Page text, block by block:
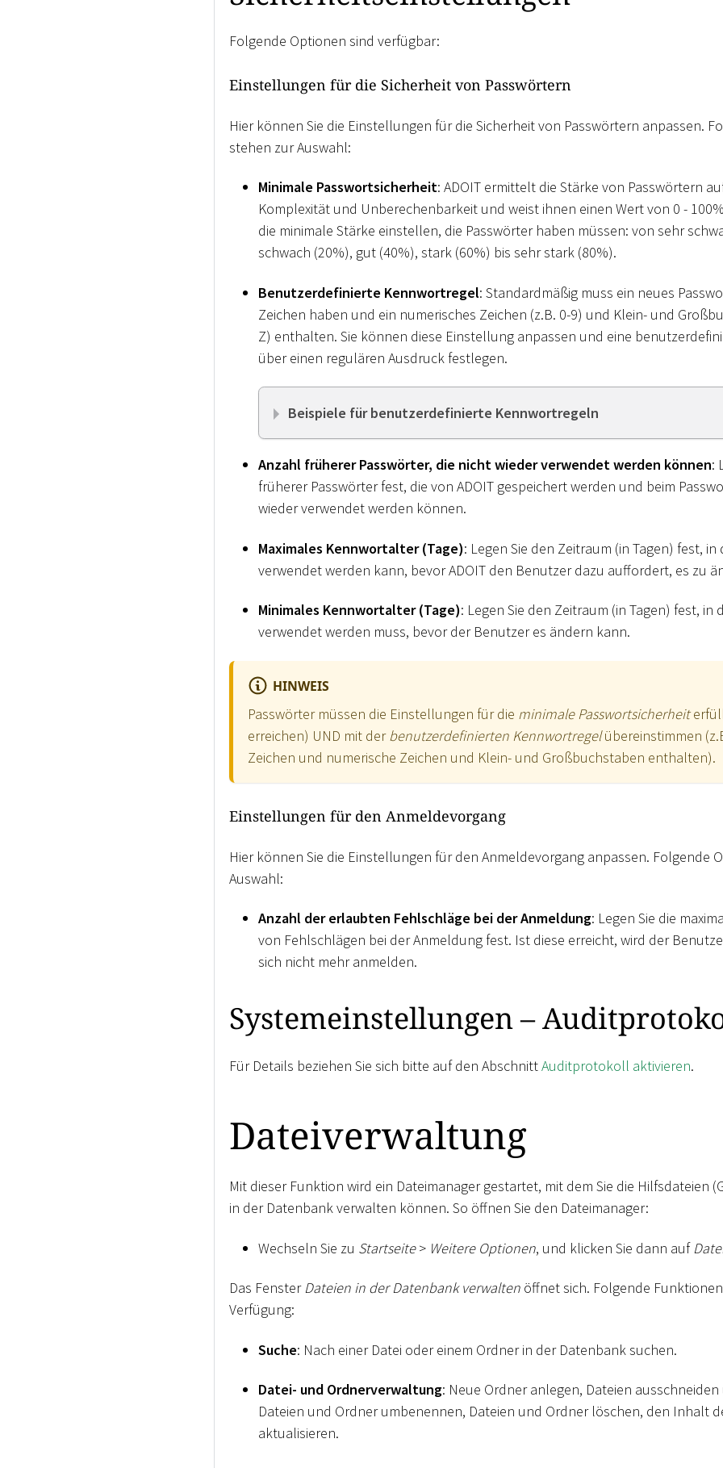
Folgende Optionen sind verfügbar:
Einstellungen für die Sicherheit von Passwörtern
Hier können Sie die Einstellungen für die Sicherheit von Passwörtern anpassen.
stehen zur Auswahl:
Minimale Passwortsicherheit: ADOIT ermittelt die Stärke von Passwörtern
Komplexität und Unberechenbarkeit und weist ihnen einen Wert von 0 -
die minimale Stärke einstellen, die Passwörter haben müssen: von sehr
schwach (20%), gut (40%), stark (60%) bis sehr stark (80%).
Benutzerdefinierte Kennwortregel: Standardmäßig muss ein neues
Zeichen haben und ein numerisches Zeichen (z.B. 0-9) und Klein- und
Z) enthalten. Sie können diese Einstellung anpassen und eine
über einen regulären Ausdruck festlegen.
Beispiele für benutzerdefinierte Kennwortregeln
Anzahl früherer Passwörter, die nicht wieder verwendet werden können:
früherer Passwörter fest, die von ADOIT gespeichert werden und beim
wieder verwendet werden können.
Maximales Kennwortalter (Tage): Legen Sie den Zeitraum (in Tagen) fest,
verwendet werden kann, bevor ADOIT den Benutzer dazu auffordert, es zu
Minimales Kennwortalter (Tage): Legen Sie den Zeitraum (in Tagen) fest, in
verwendet werden muss, bevor der Benutzer es ändern kann.
HINWEIS
Passwörter müssen die Einstellungen für die minimale Passwortsicherheit
erreichen) UND mit derbenutzerdefinierten Kennwortregelübereinstimmen
Zeichen und numerische Zeichen und Klein- und Großbuchstaben enthalten).
Einstellungen für den Anmeldevorgang
Hier können Sie die Einstellungen für den Anmeldevorgang anpassen. Folgende
Auswahl:
Anzahl der erlaubten Fehlschläge bei der Anmeldung: Legen Sie die
von Fehlschlägen bei der Anmeldung fest. Ist diese erreicht, wird der
sich nicht mehr anmelden.
Systemeinstellungen –
Für Details beziehen Sie sich bitte auf den AbschnittAuditprotokoll aktivieren.
Dateiverwaltung
Mit dieser Funktion wird ein Dateimanager gestartet, mit dem Sie die Hilfsdateien
in der Datenbank verwalten können. So öffnen Sie den Dateimanager:
Wechseln Sie zu Startseite > Weitere Optionen, und klicken Sie dann auf
Das FensterDateien in der Datenbank verwalten öffnet sich. Folgende
Verfügung:
Suche: Nach einer Datei oder einem Ordner in der Datenbank suchen.
Datei- und Ordnerverwaltung: Neue Ordner anlegen, Dateien
Dateien und Ordner umbenennen, Dateien und Ordner löschen, den Inhalt
aktualisieren.